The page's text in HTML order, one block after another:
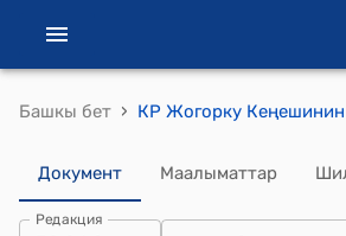
Башкы бет ›
Документ Маалыматтар
Редакция